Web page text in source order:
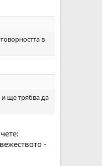
в
и ще трябва да
-